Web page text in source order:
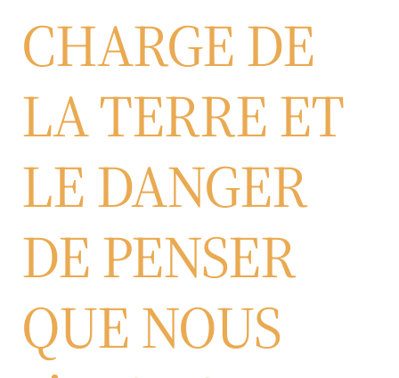
CHARGE DE
LA TERRE ET
LE DANGER
DE PENSER
QUE NOUS